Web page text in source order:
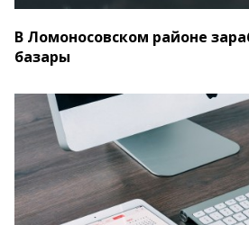
В Ломоносовском районе
базары